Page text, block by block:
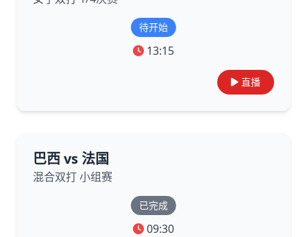
待开始
13:15
直播
巴西 vs 法国
混合双打 小组赛
已完成
09:30